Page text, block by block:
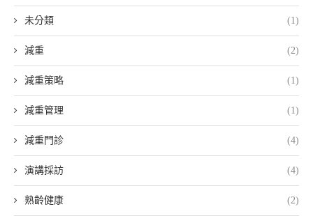
未分類 (1)
減重 (2)
減重策略 (1)
減重管理 (1)
減重門診 (4)
演講採訪 (4)
熟齡健康 (2)